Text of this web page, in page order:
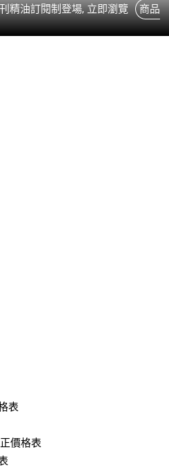
精油訂閱制登場, 立即瀏覽
商品
表
價格表